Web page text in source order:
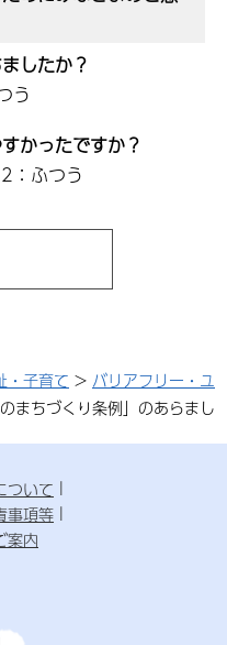
したか？
う
かったですか？
2：ふつう
・子育て > バリアフリー・ユ
まちづくり条例」のあらまし
ついて
事項等
案内